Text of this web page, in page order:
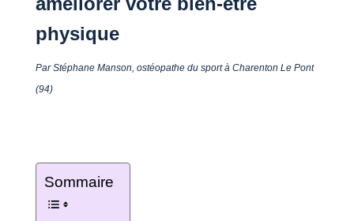
physique
Par Stéphane Manson, ostéopathe du sport à Charenton Le Pont
(94)
Sommaire